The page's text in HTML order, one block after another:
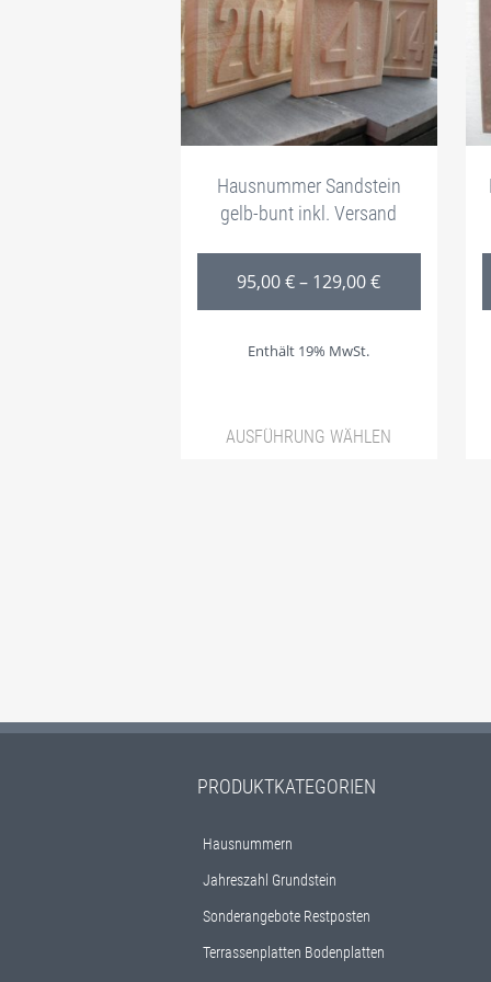
Hausnummer Sandstein
gelb-bunt inkl. Versand
95,00€– 129,00€
Enthält 19% MwSt.
AUSFÜHRUNG WÄHLEN
PRODUKTKATEGORIEN
Hausnummern
Jahreszahl Grundstein
Sonderangebote Restposten
Terrassenplatten Bodenplatten